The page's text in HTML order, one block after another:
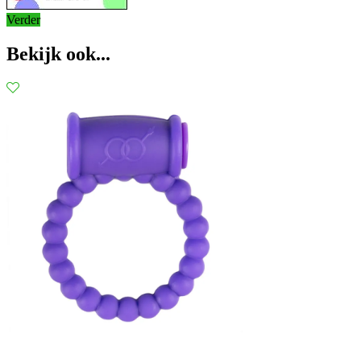
Verder
Bekijk ook...